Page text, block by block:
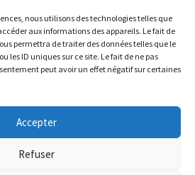
nous utilisons des technologies telles que
aux informations des appareils. Le fait de
permettra de traiter des données telles que le
les ID uniques sur ce site. Le fait de ne pas
peut avoir un effet négatif sur certaines
Accepter
Refuser
Politique de confidentialité